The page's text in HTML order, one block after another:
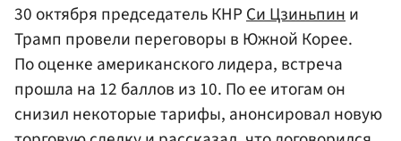
30 октября председатель КНРСи Цзиньпини
Трамп провели переговоры в Южной Корее.
По оценке американского лидера, встреча
прошла на 12 баллов из 10. По ее итогам он
снизил некоторые тарифы, анонсировал новую